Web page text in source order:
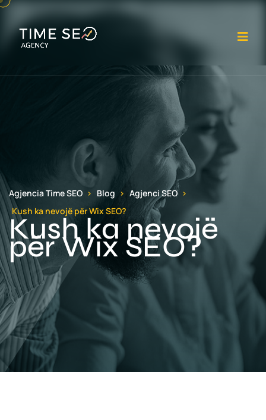
Agjencia Time SEO Blog
Agjenci SEO
Kush ka nevojë për Wix SEO?
Kush ka nevojë
për Wix SEO?